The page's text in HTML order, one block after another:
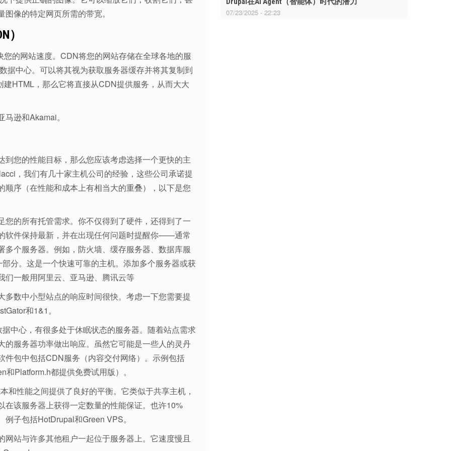
像的特定网页所需的带宽。
）
您的网站速度。CDN将您的网站存储在全球各地的服
据中心。可以将其视为获取服务器缓存并将其复制到
建HTML，那么它将直接从CDN提供服务，从而大大
逊和Akamai。
您的性能目标，那么您应该考虑选择一个更快的主
，我们有几十家主机公司的经验，这些公司承诺提
序（在性能和成本上有相当大的重叠），以下是您
的所有托管需求。你不仅得到了硬件，还得到了一
软件保持最新，并在出现任何问题时提醒你——通常
个服务器。例如，防火墙、缓存服务器、数据库服
分。这是一个快速可靠的主机。添加多个服务器或获
们一般用阿里云、亚马逊、腾讯云等
数中小型站点的响应时间很快。考虑一下您需要提
和1&1。
中心，有很多处于休眠状态的服务器。随着站点需求
服务器功率做出响应。虽然它可能是一些人的灵丹
包中包括CDN服务（内容交付网络）。示例包括
Platform.h都提供免费试用版）。
和性能之间提供了良好的平衡。它类似于共享主机，
该服务器上获得一定数量的性能保证。也许10%
子包括HotDrupal和Green VPS。
站与许多其他租户一起位于服务器上。它速度慢且
07/23/2025 - 22:23